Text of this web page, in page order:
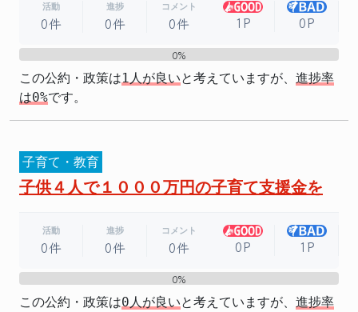
活動
0件
進捗
0件
コメント
0件 1P 0P
0%
この公約・政策は1人が良いと考えていますが、 進捗率
は0%です。
子育て・教育
子供４人で１０００万円の子育て支援金を
活動
0件
進捗
0件
コメント
0件 0P 1P
0%
この公約・政策は0人が良いと考えていますが、 進捗率